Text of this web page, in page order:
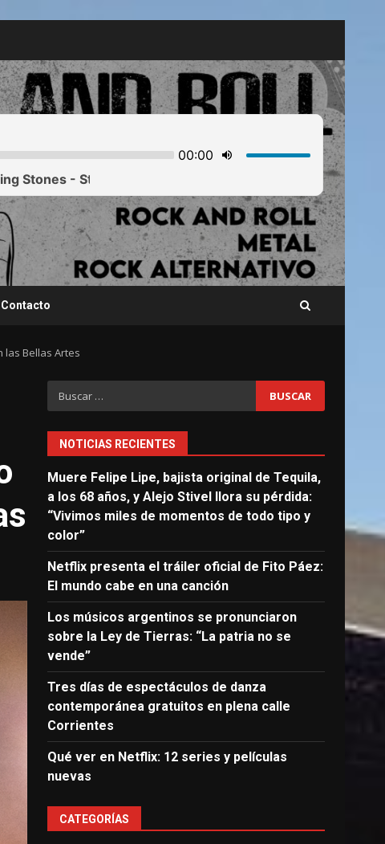
Contacto
las Bellas Artes
Buscar:
NOTICIAS RECIENTES
Muere Felipe Lipe, bajista original de Tequila,
a los 68 años, y Alejo Stivel llora su pérdida:
“Vivimos miles de momentos de todo tipo y
color”
Netflix presenta el tráiler oficial de Fito Páez:
El mundo cabe en una canción
Los músicos argentinos se pronunciaron
sobre la Ley de Tierras: “La patria no se
vende”
Tres días de espectáculos de danza
contemporánea gratuitos en plena calle
Corrientes
Qué ver en Netflix: 12 series y películas
nuevas
CATEGORÍAS